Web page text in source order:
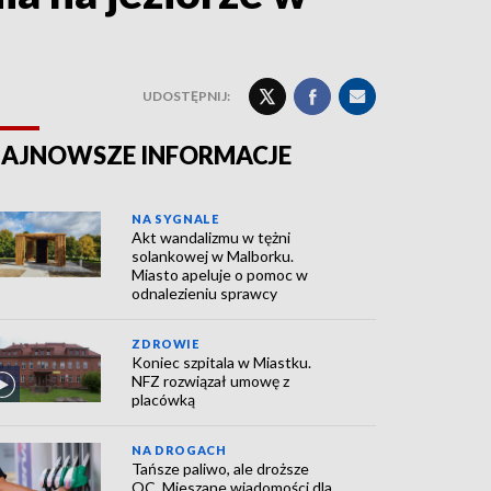
UDOSTĘPNIJ:
INFORMACJE
NA SYGNALE
Akt wandalizmu w tężni
solankowej w Malborku.
Miasto apeluje o pomoc w
odnalezieniu sprawcy
ZDROWIE
Koniec szpitala w Miastku.
NFZ rozwiązał umowę z
placówką
NA DROGACH
Tańsze paliwo, ale droższe
OC. Mieszane wiadomości dla